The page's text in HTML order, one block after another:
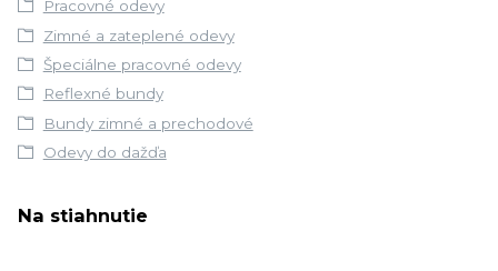
Pracovné odevy
Zimné a zateplené odevy
Špeciálne pracovné odevy
Reflexné bundy
Bundy zimné a prechodové
Odevy do dažďa
Na stiahnutie